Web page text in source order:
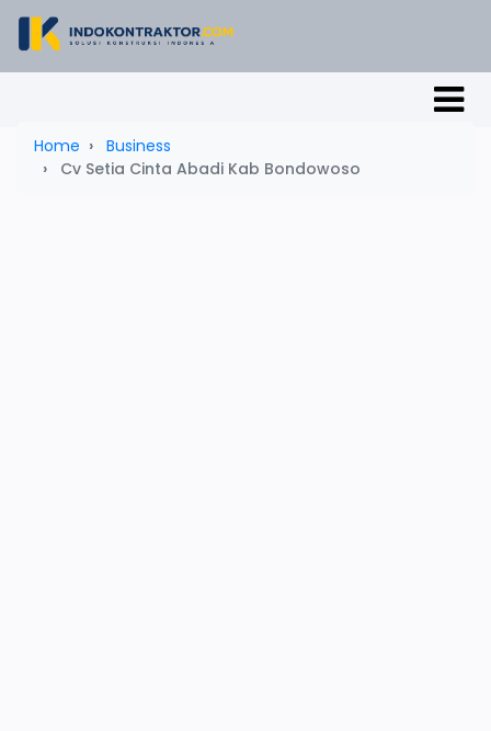
Home
Business
Cv Setia Cinta Abadi Kab Bondowoso